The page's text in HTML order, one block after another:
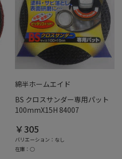
綿半ホームエイド
BS クロスサンダー専用パット
100mmX15H 84007
￥305
バリエーション：なし
在庫：○